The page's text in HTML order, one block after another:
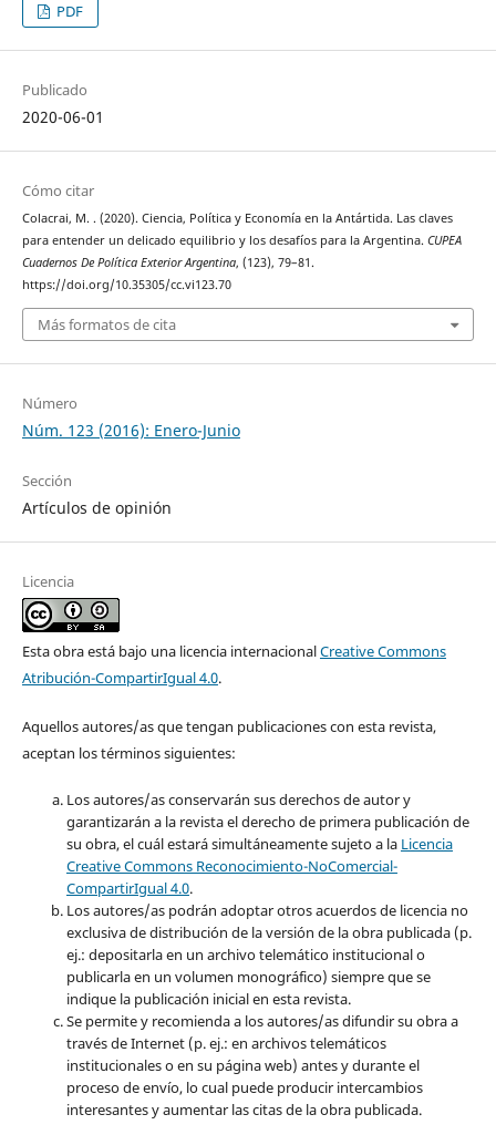
PDF
Publicado
2020-06-01
Cómo citar
Colacrai, M. . (2020). Ciencia, Política y Economía en la Antártida. Las claves
para entender un delicado equilibrio y los desafíos para la Argentina. CUPEA
Cuadernos De Política Exterior Argentina, (123), 79–81.
https://doi.org/10.35305/cc.vi123.70
Más formatos de cita
Número
Núm. 123 (2016): Enero-Junio
Sección
Artículos de opinión
Licencia
Esta obra está bajo una licencia internacionalCreative Commons
Atribución-CompartirIgual 4.0.
Aquellos autores/as que tengan publicaciones con esta revista,
aceptan los términos siguientes:
Los autores/as conservarán sus derechos de autor y
garantizarán a la revista el derecho de primera publicación de
su obra, el cuál estará simultáneamente sujeto a la Licencia
Creative Commons Reconocimiento-NoComercial-
CompartirIgual 4.0.
Los autores/as podrán adoptar otros acuerdos de licencia no
exclusiva de distribución de la versión de la obra publicada (p.
ej.: depositarla en un archivo telemático institucional o
publicarla en un volumen monográfico) siempre que se
indique la publicación inicial en esta revista.
Se permite y recomienda a los autores/as difundir su obra a
través de Internet (p. ej.: en archivos telemáticos
institucionales o en su página web) antes y durante el
proceso de envío, lo cual puede producir intercambios
interesantes y aumentar las citas de la obra publicada.